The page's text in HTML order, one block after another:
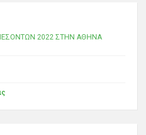
2022 ΣΤΗΝ ΑΘΗΝΑ